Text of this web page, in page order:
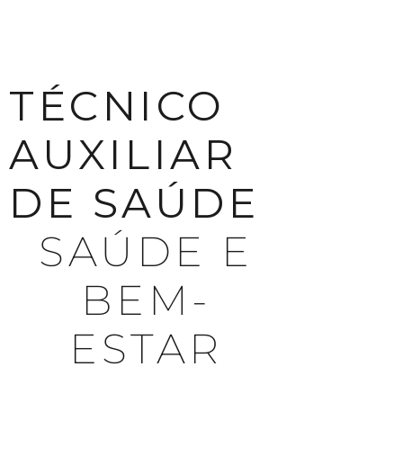
TÉCNICO
AUXILIAR
DE SAÚDE
SAÚDE E
BEM-
ESTAR